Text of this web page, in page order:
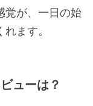
覚が、一日の始
ます。
ューは？